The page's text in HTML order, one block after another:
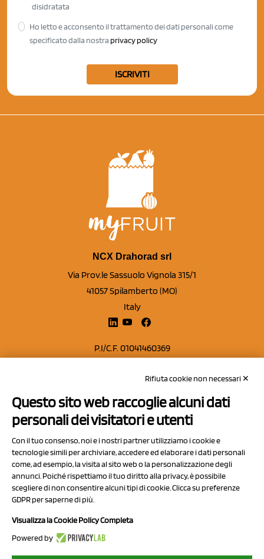
disidratata
Ho letto e acconsento il trattamento dei dati personali come
specificato dalla nostra privacy policy
ISCRIVITI
NCX Drahorad srl
Via Prov.le Sassuolo Vignola 315/1
41057 Spilamberto (MO)
Italy
P.I/C.F. 01041460369
Capitale sociale Euro 50.000,00 i.v.
Contatti
Privacy Policy
Cookie Policy
Chi Siamo
2023 NCX Drahorad srl - All rights reserved
Rifiuta cookie non necessari ✕
Questo sito web raccoglie alcuni dati
personali dei visitatori e utenti
Con il tuo consenso, noi e i nostri partner utilizziamo i cookie e
tecnologie simili per archiviare, accedere ed elaborare i dati personali
come, ad esempio, la visita al sito web o la personalizzazione degli
annunci. Poiché rispettiamo il tuo diritto alla privacy, è possibile
scegliere di non consentire alcuni tipi di cookie. Clicca su preferenze
GDPR per saperne di più.
Visualizza la Cookie Policy Completa
Powered by